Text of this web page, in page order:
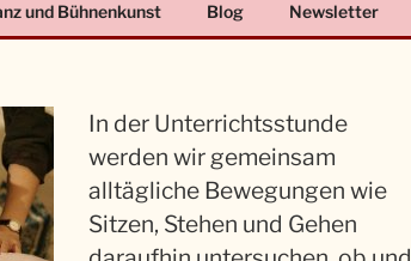
und Bühnenkunst Blog Newsletter
In der Unterrichtsstunde
werden wir gemeinsam
alltägliche Bewegungen wie
Sitzen, Stehen und Gehen